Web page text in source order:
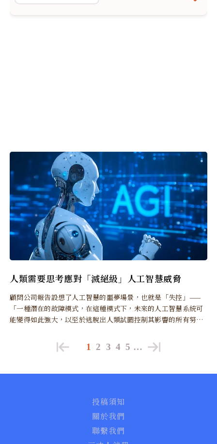
人類需要思考應對「滅絕級」人工智慧威脅
顧問公司報告設想了人工智慧的噩夢場景，也就是「失控」——
「一種潛在的故障模式，在這種模式下，未來的人工智慧系統可
能變得如此強大，以至於逃脫出人類試圖控制其影響的所有努
1 2 3 4 5 …
投稿須知
關於我們
聯繫我們